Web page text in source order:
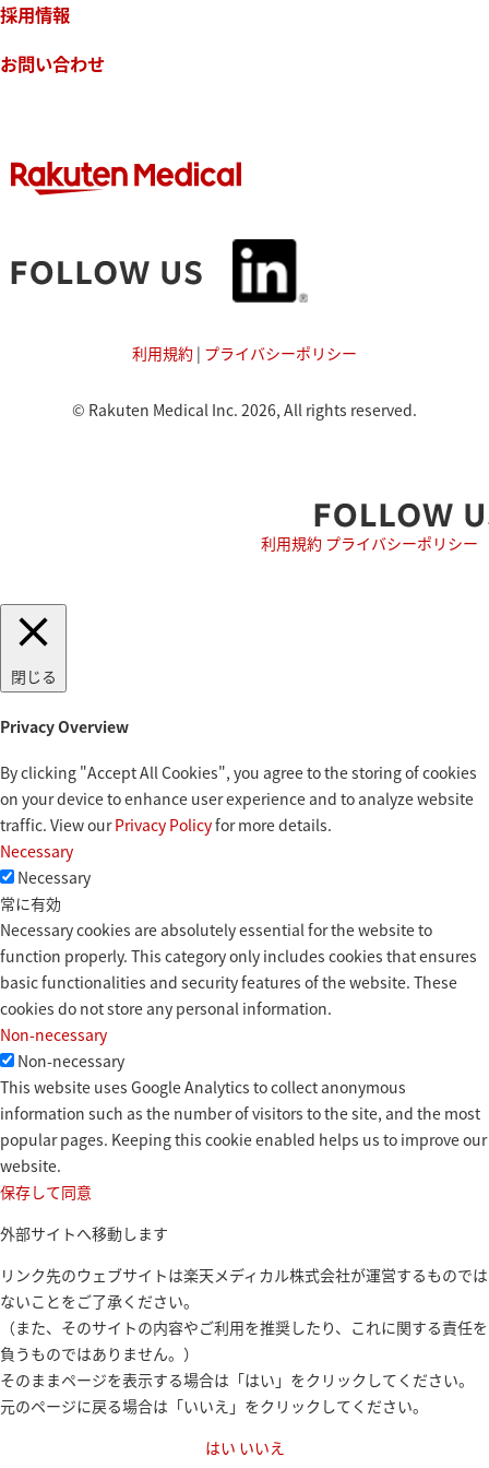
採用情報
お問い合わせ
利用規約 | プライバシーポリシー
© Rakuten Medical Inc. 2026, All rights reserved.
利用規約 プライバシーポリシー
閉じる
Privacy Overview
By clicking "Accept All Cookies", you agree to the storing of cookies
on your device to enhance user experience and to analyze website
traffic. View ourPrivacy Policyfor more details.
Necessary
Necessary
常に有効
Necessary cookies are absolutely essential for the website to
function properly. This category only includes cookies that ensures
basic functionalities and security features of the website. These
cookies do not store any personal information.
Non-necessary
Non-necessary
This website uses Google Analytics to collect anonymous
information such as the number of visitors to the site, and the most
popular pages. Keeping this cookie enabled helps us to improve our
website.
保存して同意
外部サイトへ移動します
リンク先のウェブサイトは楽天メディカル株式会社が運営するものでは
ないことをご了承ください。
（また、そのサイトの内容やご利用を推奨したり、これに関する責任を
負うものではありません。）
そのままページを表示する場合は「はい」をクリックしてください。
元のページに戻る場合は「いいえ」をクリックしてください。
はい いいえ